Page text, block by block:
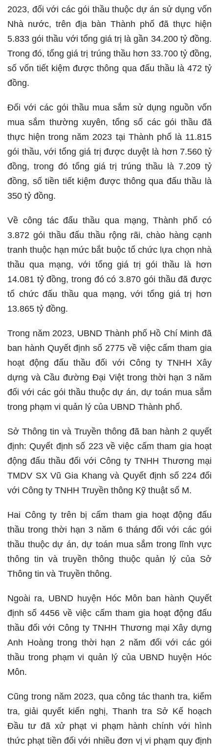
2023, đối với các gói thầu thuộc dự án sử dụng vốn
Nhà nước, trên địa bàn Thành phố đã thực hiện
5.833 gói thầu với tổng giá trị là gần 34.200 tỷ đồng.
Trong đó, tổng giá trị trúng thầu hơn 33.700 tỷ đồng,
số vốn tiết kiệm được thông qua đấu thầu là 472 tỷ
đồng.
Đối với các gói thầu mua sắm sử dụng nguồn vốn
mua sắm thường xuyên, tổng số các gói thầu đã
thực hiện trong năm 2023 tại Thành phố là 11.815
gói thầu, với tổng giá trị được duyệt là hơn 7.560 tỷ
đồng, trong đó tổng giá trị trúng thầu là 7.209 tỷ
đồng, số tiền tiết kiệm được thông qua đấu thầu là
350 tỷ đồng.
Về công tác đấu thầu qua mạng, Thành phố có
3.872 gói thầu đấu thầu rộng rãi, chào hàng cạnh
tranh thuộc hạn mức bắt buộc tổ chức lựa chọn nhà
thầu qua mạng, với tổng giá trị gói thầu là hơn
14.081 tỷ đồng, trong đó có 3.870 gói thầu đã được
tổ chức đấu thầu qua mạng, với tổng giá trị hơn
13.865 tỷ đồng.
Trong năm 2023, UBND Thành phố Hồ Chí Minh đã
ban hành Quyết định số 2775 về việc cấm tham gia
hoạt động đấu thầu đối với Công ty TNHH Xây
dựng và Cầu đường Đại Việt trong thời hạn 3 năm
đối với các gói thầu thuộc dự án, dự toán mua sắm
trong phạm vi quản lý của UBND Thành phố.
Sở Thông tin và Truyền thông đã ban hành 2 quyết
định: Quyết định số 223 về việc cấm tham gia hoạt
động đấu thầu đối với Công ty TNHH Thương mại
TMDV SX Vũ Gia Khang và Quyết định số 224 đối
với Công ty TNHH Truyền thông Kỹ thuật số M.
Hai Công ty trên bị cấm tham gia hoạt động đấu
thầu trong thời hạn 3 năm 6 tháng đối với các gói
thầu thuộc dự án, dự toán mua sắm trong lĩnh vực
thông tin và truyền thông thuộc quản lý của Sở
Thông tin và Truyền thông.
Ngoài ra, UBND huyện Hóc Môn ban hành Quyết
định số 4456 về việc cấm tham gia hoạt động đấu
thầu đối với Công ty TNHH Thương mại Xây dựng
Anh Hoàng trong thời hạn 2 năm đối với các gói
thầu trong phạm vi quản lý của UBND huyện Hóc
Môn.
Cũng trong năm 2023, qua công tác thanh tra, kiểm
tra, giải quyết kiến nghị, Thanh tra Sở Kế hoạch
Đầu tư đã xử phạt vi phạm hành chính với hình
thức phạt tiền đối với nhiều đơn vị vi phạm quy định